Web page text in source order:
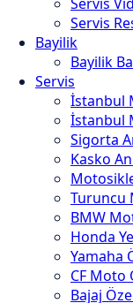
Servis
Bayilik
Bayilik
Servis
İstanbul
İstanbul
Sigorta
Kasko
Turuncu
BMW
Honda
Yamaha
CF Moto
Bajaj